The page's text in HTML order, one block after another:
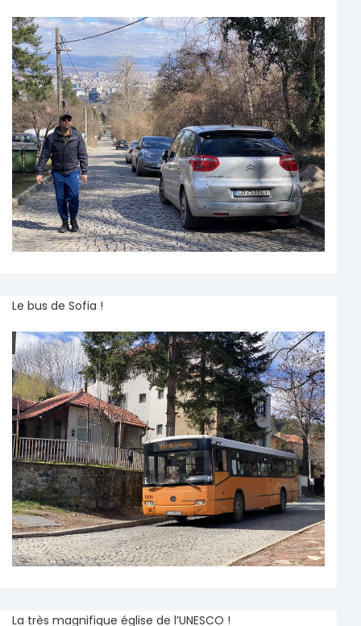
Le bus de Sofia !
La très magnifique église de l’UNESCO !